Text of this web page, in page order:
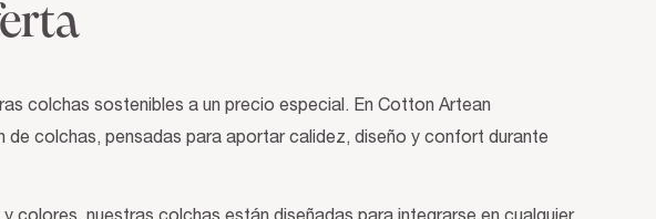
colchas sostenibles a un precio especial. En Cotton Artean
de colchas, pensadas para aportar calidez, diseño y confort durante